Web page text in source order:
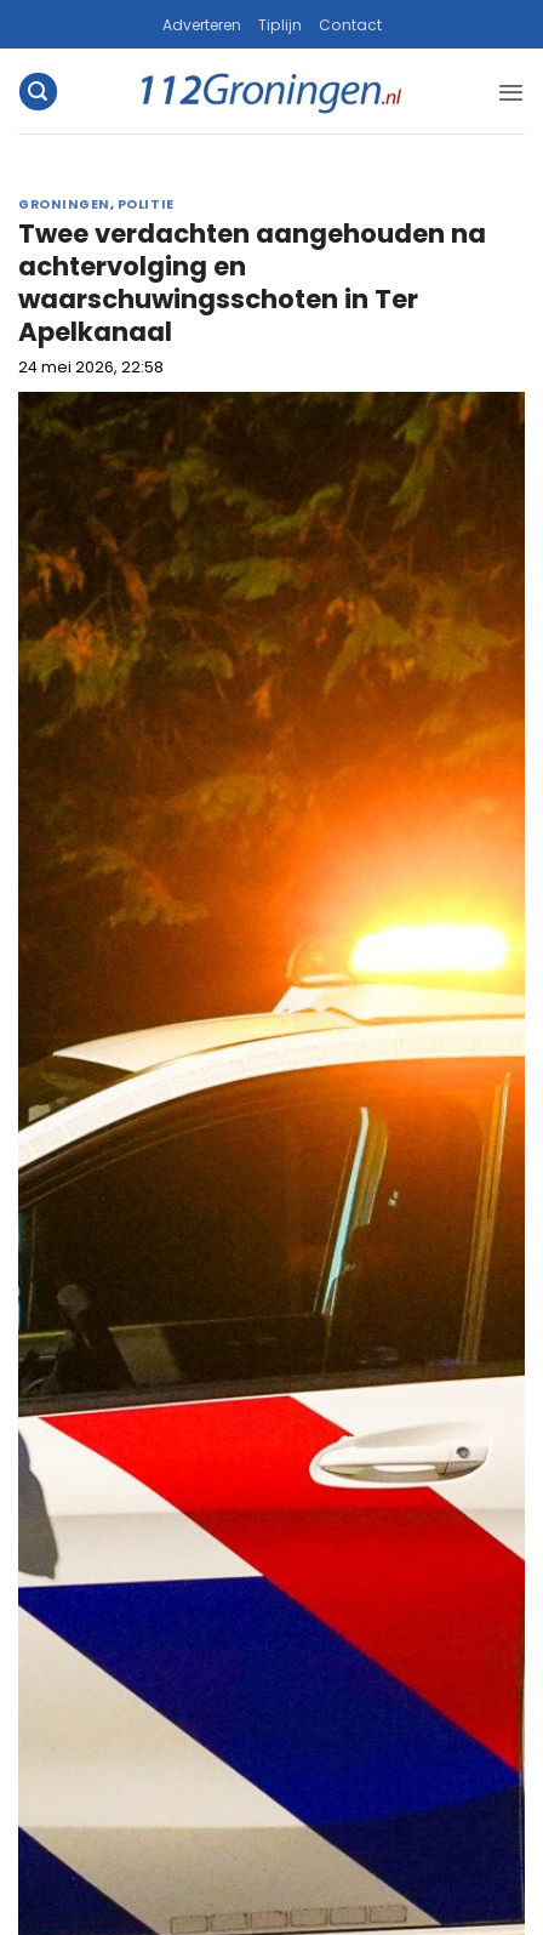
naar
inhoud
Adverteren Tiplijn Contact
GRONINGEN, POLITIE
Twee verdachten aangehouden na
achtervolging en
waarschuwingsschoten in Ter
Apelkanaal
24 mei 2026, 22:58